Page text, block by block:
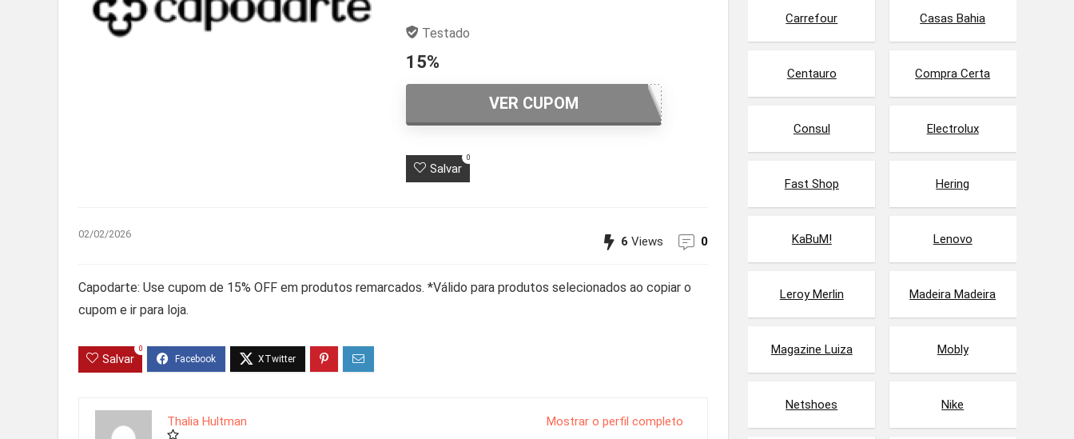
Testado
15%
VER CUPOM
Salvar
0
02/02/2026
6 Views 0
Capodarte: Use cupom de 15% OFF em produtos remarcados. *Válido para produtos selecionados ao copiar o
cupom e ir para loja.
Salvar
0
Mostrar o perfil completo
Thalia Hultman
Carrefour Casas Bahia
Centauro Compra Certa
Consul Electrolux
Fast Shop Hering
KaBuM! Lenovo
Leroy Merlin Madeira Madeira
Magazine Luiza Mobly
Netshoes Nike